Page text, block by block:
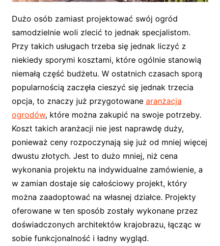
Dużo osób zamiast projektować swój ogród
samodzielnie woli zlecić to jednak specjalistom.
Przy takich usługach trzeba się jednak liczyć z
niekiedy sporymi kosztami, które ogólnie stanowią
niemałą część budżetu. W ostatnich czasach sporą
popularnością zaczęła cieszyć się jednak trzecia
opcja, to znaczy już przygotowane aranżacja
ogrodów, które można zakupić na swoje potrzeby.
Koszt takich aranżacji nie jest naprawdę duży,
ponieważ ceny rozpoczynają się już od mniej więcej
dwustu złotych. Jest to dużo mniej, niż cena
wykonania projektu na indywidualne zamówienie, a
w zamian dostaje się całościowy projekt, który
można zaadoptować na własnej działce. Projekty
oferowane w ten sposób zostały wykonane przez
doświadczonych architektów krajobrazu, łącząc w
sobie funkcjonalność i ładny wygląd.